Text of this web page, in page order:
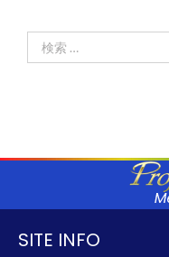
索
SITE INFO